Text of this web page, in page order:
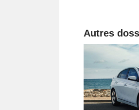
Autres